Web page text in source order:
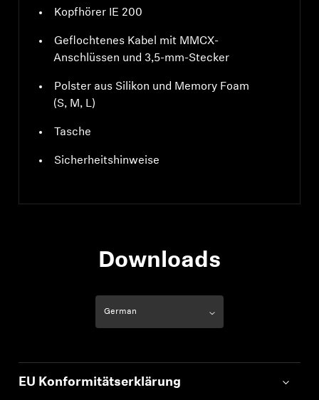
Kopfhörer IE 200
Geflochtenes Kabel mit MMCX-
Anschlüssen und 3,5-mm-Stecker
Polster aus Silikon und Memory Foam
(S, M, L)
Tasche
Sicherheitshinweise
Downloads
EU Konformitätserklärung